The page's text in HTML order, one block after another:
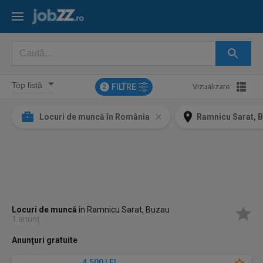
2 FILTRE Vizualizare:
Locuri de muncă în România Ramnicu Sarat,
Locuri de muncăîn Ramnicu Sarat, Buzau
1 anunț
Anunţuri gratuite